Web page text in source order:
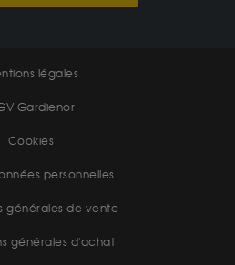
légales
Gardienor
Cookies
personnelles
générales de vente
générales d'achat